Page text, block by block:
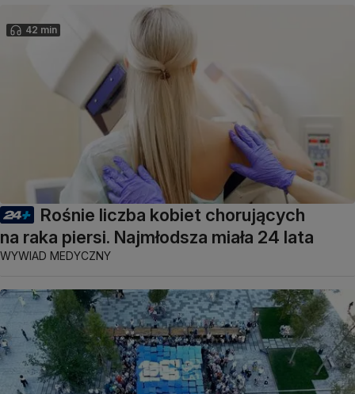
42 min
Rośnie liczba kobiet chorujących
na raka piersi. Najmłodsza miała 24 lata
WYWIAD MEDYCZNY